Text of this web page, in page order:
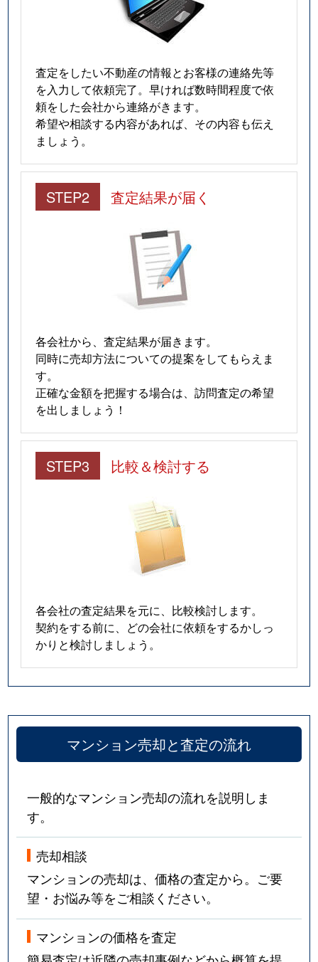
査定をしたい不動産の情報とお客様の連絡先等
を入力して依頼完了。早ければ数時間程度で依
頼をした会社から連絡がきます。
希望や相談する内容があれば、その内容も伝え
ましょう。
STEP2 査定結果が届く
各会社から、査定結果が届きます。
同時に売却方法についての提案をしてもらえま
す。
正確な金額を把握する場合は、訪問査定の希望
を出しましょう！
STEP3 比較＆検討する
各会社の査定結果を元に、比較検討します。
契約をする前に、どの会社に依頼をするかしっ
かりと検討しましょう。
マンション売却と査定の流れ
一般的なマンション売却の流れを説明しま
す。
売却相談
マンションの売却は、価格の査定から。ご要
望・お悩み等をご相談ください。
マンションの価格を査定